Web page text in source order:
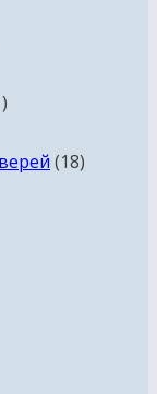
111
1818